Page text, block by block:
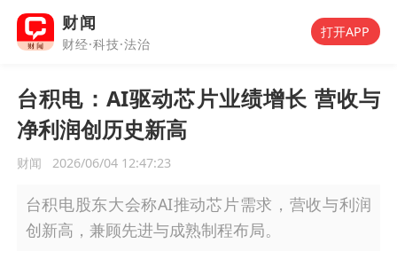
财闻
财经·科技·法治
打开APP
台积电：AI驱动芯片业绩增长 营收与
净利润创历史新高
财闻 2026/06/04 12:47:23
台积电股东大会称AI推动芯片需求，营收与利润
创新高，兼顾先进与成熟制程布局。